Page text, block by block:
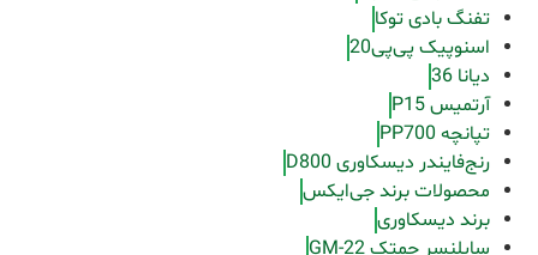
تفنگ بادی توکا
اسنوپیک پی‌پی20
دیانا 36
آرتمیس P15
تپانچه PP700
رنج‌فایندر دیسکاوری D800
محصولات برند جی‌ایکس
برند دیسکاوری
سایلنسر جمتک GM-22